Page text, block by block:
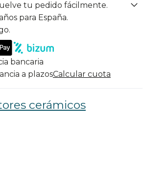
tu pedido fácilmente.
para España.
bancaria
a plazosCalcular cuota
cerámicos